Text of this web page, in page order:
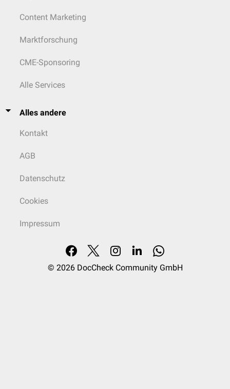
Content Marketing
Marktforschung
CME-Sponsoring
Alle Services
Alles andere
Kontakt
AGB
Datenschutz
Cookies
Impressum
© 2026 DocCheck Community GmbH